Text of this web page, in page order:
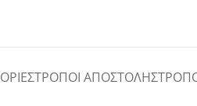
ΤΡΌΠΟΙ ΑΠΟΣΤΟΛΉΣ